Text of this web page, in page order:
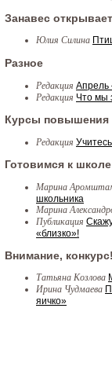
Занавес
Юлия Силина
Разное
Редакция Апрель
Редакция Что мы
Курсы повышения
Редакция
Готовимся к школе
Марина
школьника
Марина
Публикация
«близко»!
Внимание,
Татьяна Козлова
Ирина Чудмаева
яичко»